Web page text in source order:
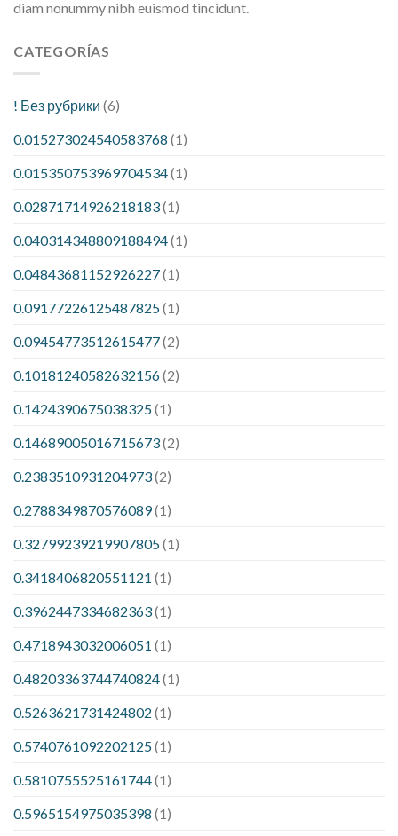
diam nonummy nibh euismod tincidunt.
CATEGORÍAS
! Без рубрики (6)
0.015273024540583768 (1)
0.015350753969704534(1)
0.02871714926218183(1)
0.040314348809188494(1)
0.04843681152926227(1)
0.09177226125487825(1)
0.09454773512615477(2)
0.10181240582632156(2)
0.1424390675038325(1)
0.14689005016715673(2)
0.2383510931204973(2)
0.2788349870576089(1)
0.32799239219907805(1)
0.3418406820551121 (1)
0.3962447334682363(1)
0.4718943032006051 (1)
0.48203363744740824(1)
0.5263621731424802 (1)
0.5740761092202125(1)
0.5810755525161744(1)
0.5965154975035398 (1)